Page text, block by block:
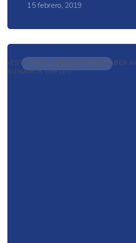
15 febrero, 2019
ÉXITO SUMAMOS EMPLEO
«ESTOY MUY CONTENTA POR HABER
SUMAMOS EMPLEO”